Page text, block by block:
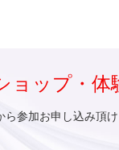
ョップ・体
ら参加お申し込み頂け